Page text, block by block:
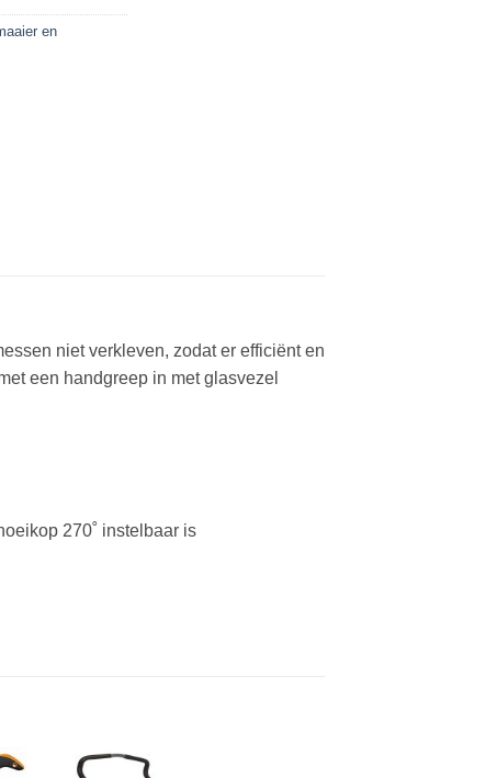
en
niet verkleven, zodat er efficiënt en
een handgreep in met glasvezel
270˚ instelbaar is